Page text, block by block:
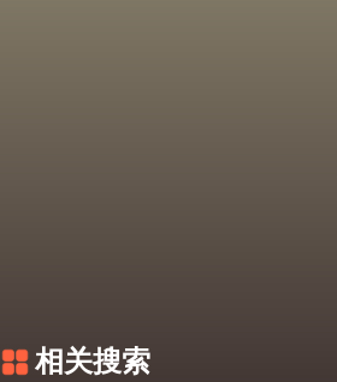
相关搜索